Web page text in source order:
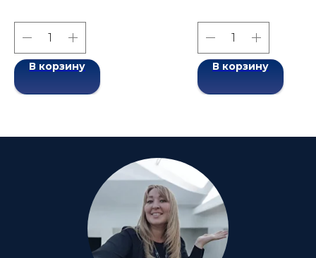
ГОСТ 17376-2001
В корзину
2001
В корзину